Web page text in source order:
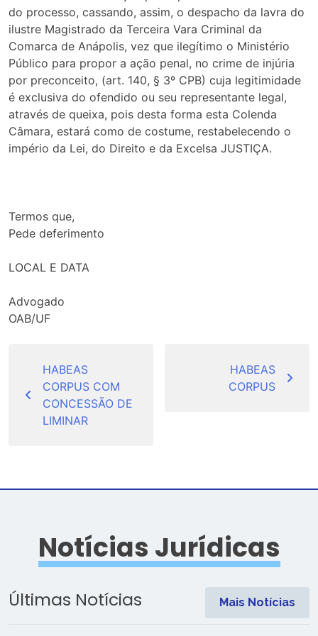
do processo, cassando, assim, o despacho da lavra do
ilustre Magistrado da Terceira Vara Criminal da
Comarca de Anápolis, vez que ilegítimo o Ministério
Público para propor a ação penal, no crime de injúria
por preconceito, (art. 140, § 3º CPB) cuja legitimidade
é exclusiva do ofendido ou seu representante legal,
através de queixa, pois desta forma esta Colenda
Câmara, estará como de costume, restabelecendo o
império da Lei, do Direito e da Excelsa JUSTIÇA.
Termos que,
Pede deferimento
LOCAL E DATA
Advogado
OAB/UF
Post
HABEAS
CORPUS COM
CONCESSÃO DE
LIMINAR
HABEAS
CORPUS
Notícias Jurídicas
Últimas Notícias Mais Notícias